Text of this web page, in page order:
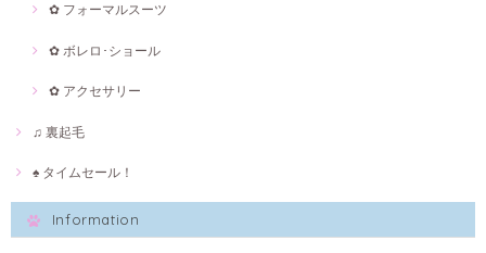
✿ フォーマルスーツ
✿ ボレロ･ショール
✿ アクセサリー
♫ 裏起毛
♠ タイムセール！
Information